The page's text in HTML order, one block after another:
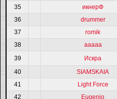
35
икнерФ
36
drummer
37
romik
38
ааааа
39
Искра
40
SIAMSKAIA
41
Light Force
42
Eugenio